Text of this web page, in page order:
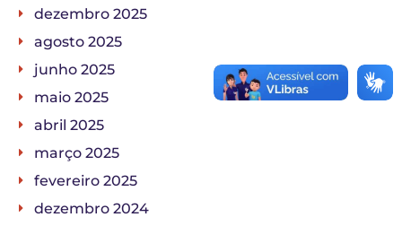
dezembro 2025
agosto 2025
junho 2025
maio 2025
abril 2025
março 2025
fevereiro 2025
dezembro 2024